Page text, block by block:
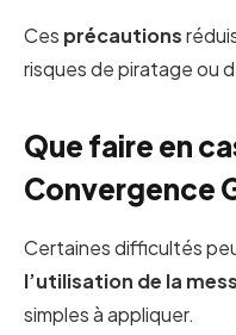
Ces précautions
risques de piratage ou
Que faire en
Convergence
Certaines difficultés
l’utilisation de la
simples à appliquer.